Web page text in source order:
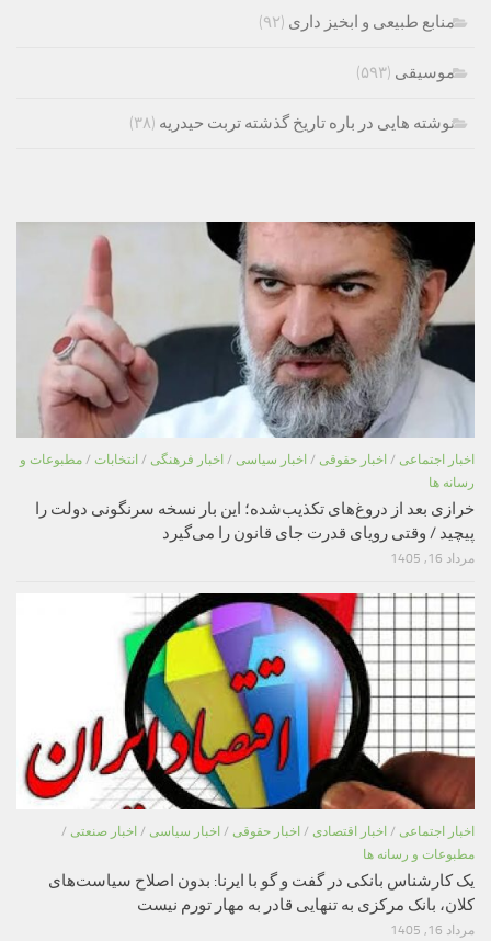
منابع طبیعی و ابخیز داری (۹۲)
موسیقی (۵۹۳)
نوشته هایی در باره تاریخ گذشته تربت حیدریه (۳۸)
اخبار اجتماعی / اخبار حقوقی / اخبار سیاسی / اخبار فرهنگی / انتخابات / مطبوعات و
رسانه ها
خرازی بعد از دروغ‌های تکذیب‌شده؛ این بار نسخه سرنگونی دولت را
پیچید / وقتی رویای قدرت جای قانون را می‌گیرد
مرداد 16, 1405
اخبار اجتماعی / اخبار اقتصادی / اخبار حقوقی / اخبار سیاسی / اخبار صنعتی /
مطبوعات و رسانه ها
یک کارشناس بانکی در گفت و گو با ایرنا: بدون اصلاح سیاست‌های
کلان، بانک مرکزی به تنهایی قادر به مهار تورم نیست
مرداد 16, 1405